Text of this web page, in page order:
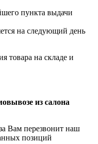
пункта выдачи
на следующий день
товара на складе и
из салона
Вам перезвонит наш
позиций